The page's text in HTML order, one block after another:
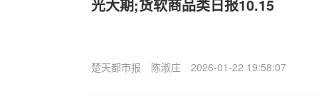
光大期;货软商品类日报10.15
楚天都市报 陈淑庄 2026-01-22 19:58:07